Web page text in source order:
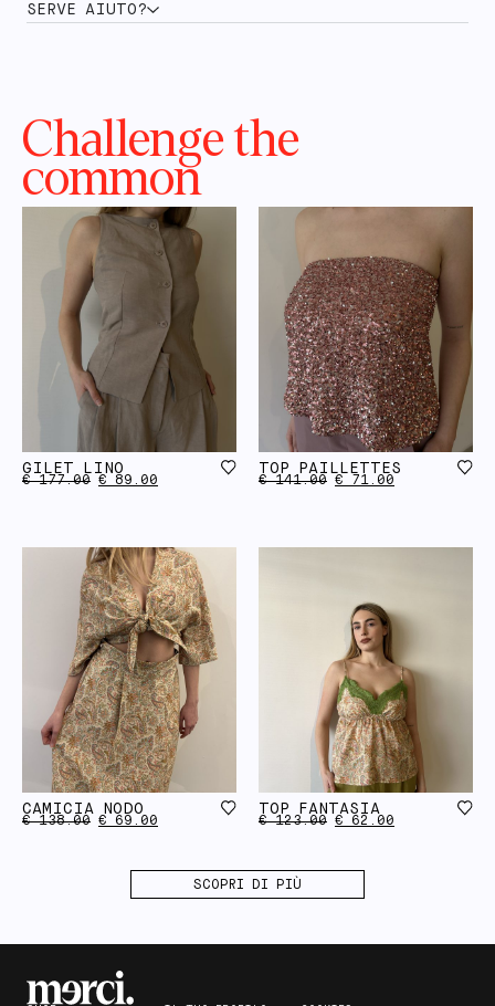
SERVE AIUTO?
Challenge the
common
GILET LINO
€177.00 € 89.00
TOP PAILLETTES
€141.00 € 71.00
CAMICIA NODO
€138.00 € 69.00
TOP FANTASIA
€123.00 € 62.00
SCOPRI DI PIÙ